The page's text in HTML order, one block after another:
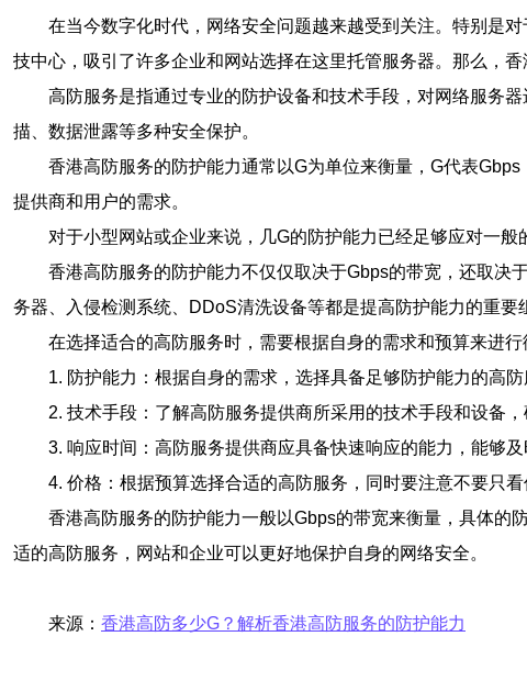
在当今数字化时代，网络安全问题越来越受到关注。特别是
技中心，吸引了许多企业和网站选择在这里托管服务器。那么，
高防服务是指通过专业的防护设备和技术手段，对网络服务
描、数据泄露等多种安全保护。
香港高防服务的防护能力通常以G为单位来衡量，G代表
提供商和用户的需求。
对于小型网站或企业来说，几G的防护能力已经足够应对一
香港高防服务的防护能力不仅仅取决于Gbps的带宽，还取决
务器、入侵检测系统、DDoS清洗设备等都是提高防护能力的重要
在选择适合的高防服务时，需要根据自身的需求和预算来进
1. 防护能力：根据自身的需求，选择具备足够防护能力的高防
2. 技术手段：了解高防服务提供商所采用的技术手段和设备，
3. 响应时间：高防服务提供商应具备快速响应的能力，能够及
4. 价格：根据预算选择合适的高防服务，同时要注意不要只看
香港高防服务的防护能力一般以Gbps的带宽来衡量，具体的
适的高防服务，网站和企业可以更好地保护自身的网络安全。
来源： 香港高防多少G？解析香港高防服务的防护能力